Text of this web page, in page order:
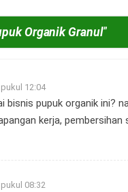
Organik Granul”
12:04
bisnis pupuk organik ini?
kerja,
08:32